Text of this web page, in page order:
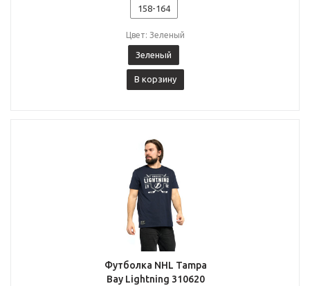
158-164
Цвет: Зеленый
Зеленый
В корзину
Футболка NHL Tampa
Bay Lightning 310620